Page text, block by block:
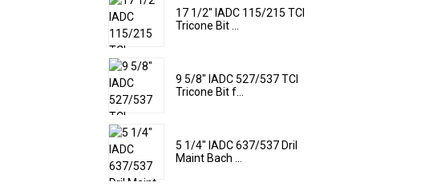
17 1/2" IADC 115/215 TCI
Tricone Bit ...
9 5/8" IADC 527/537 TCI
Tricone Bit f...
5 1/4" IADC 637/537 Dril
Maint Bach ...